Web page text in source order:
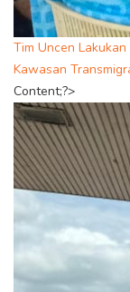
Tim Uncen
Kawasan
Content;?>